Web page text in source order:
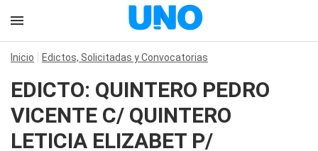
Inicio Edictos, Solicitadas y Convocatorias
EDICTO: QUINTERO PEDRO
VICENTE C/ QUINTERO
LETICIA ELIZABET P/